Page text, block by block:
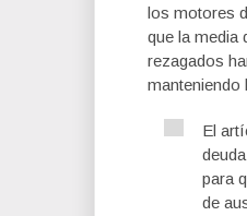
los motores
que la media
rezagados
manteniendo
El
para
de